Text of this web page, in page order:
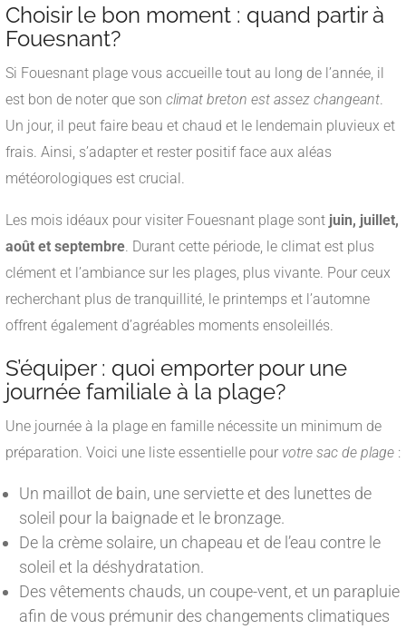
Choisir le bon moment : quand partir à
Fouesnant?
Si Fouesnant plage vous accueille tout au long de l’année, il
est bon de noter que son climat breton est assez changeant
Un jour, il peut faire beau et chaud et le lendemain pluvieux et
frais. Ainsi, s’adapter et rester positif face aux aléas
météorologiques est crucial.
Les mois idéaux pour visiter Fouesnant plage sont juin, juillet,
août et septembre . Durant cette période, le climat est plus
clément et l’ambiance sur les plages, plus vivante. Pour ceux
recherchant plus de tranquillité, le printemps et l’automne
offrent également d’agréables moments ensoleillés.
S’équiper : quoi emporter pour une
journée familiale à la plage?
Une journée à la plage en famille nécessite un minimum de
préparation. Voici une liste essentielle pour votre sac de plage :
Un maillot de bain, une serviette et des lunettes de
soleil pour la baignade et le bronzage.
De la crème solaire, un chapeau et de l’eau contre le
soleil et la déshydratation.
Des vêtements chauds, un coupe-vent, et un parapluie
afin de vous prémunir des changements climatiques